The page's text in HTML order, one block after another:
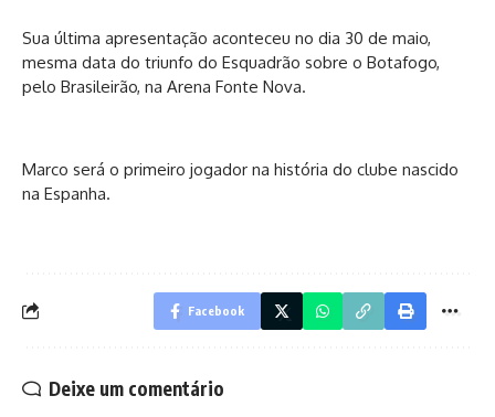
Sua última apresentação aconteceu no dia 30 de maio,
mesma data do triunfo do Esquadrão sobre o Botafogo,
pelo Brasileirão, na Arena Fonte Nova.
Marco será o primeiro jogador na história do clube nascido
na Espanha.
Facebook
Deixe um comentário